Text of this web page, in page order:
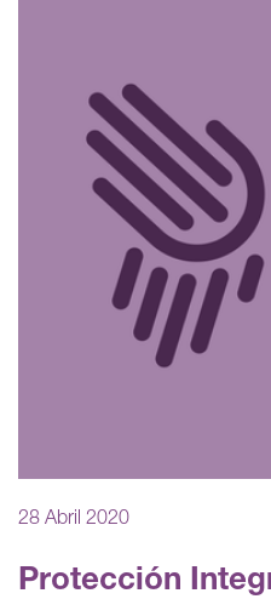
28 Abril 2020
Protección